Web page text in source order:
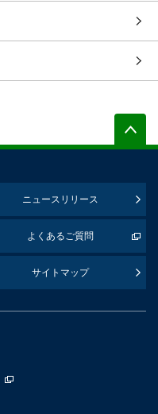
ニュースリリース
よくあるご質問
サイトマップ